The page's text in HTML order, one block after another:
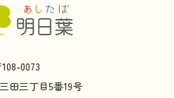
108-0073
三田三丁目5番19号